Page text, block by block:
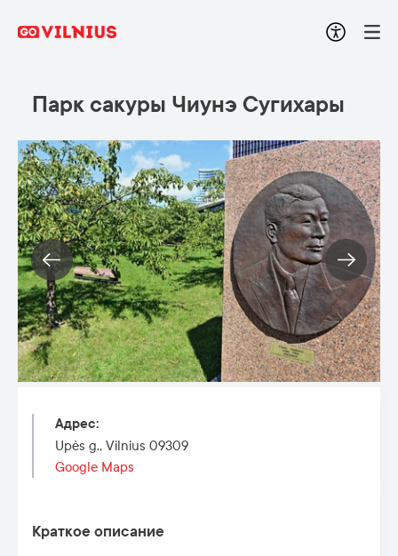
Парк сакуры Чиунэ Сугихары
Краткое описание
Адрес:
Upės g., Vilnius 09309
Google Maps